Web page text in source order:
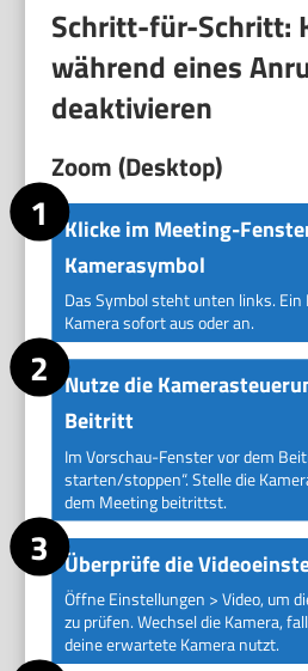
Schritt-für-Schritt:
während eines
deaktivieren
Zoom (Desktop)
Klicke im Meeting-
Kamerasymbol
Das Symbol steht unten links. Ein
Kamera sofort aus oder an.
Nutze die
Beitritt
Im Vorschau-Fenster vor dem
starten/stoppen“. Stelle die
dem Meeting beitrittst.
Überprüfe die
Öffne Einstellungen > Video, um
zu prüfen. Wechsel die Kamera,
deine erwartete Kamera nutzt.